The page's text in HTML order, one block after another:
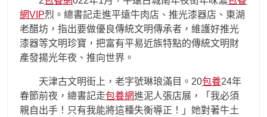
網VIP烈。總書記走進平遠牛肉店、推光漆器店、東湖
老醋坊，指出要做優良傳統文明傳承者，維護好推光
漆器等文明珍寶，把富有平易近族特點的傳統文明財
產發揚光年夜、推向世界。
天津古文明街上，老字號琳琅滿目。20包養24年
春節前夜，總書記走包養網進泥人張店展，「我必須
親自出手！只有我能將這種失衡導正！」她對著牛土